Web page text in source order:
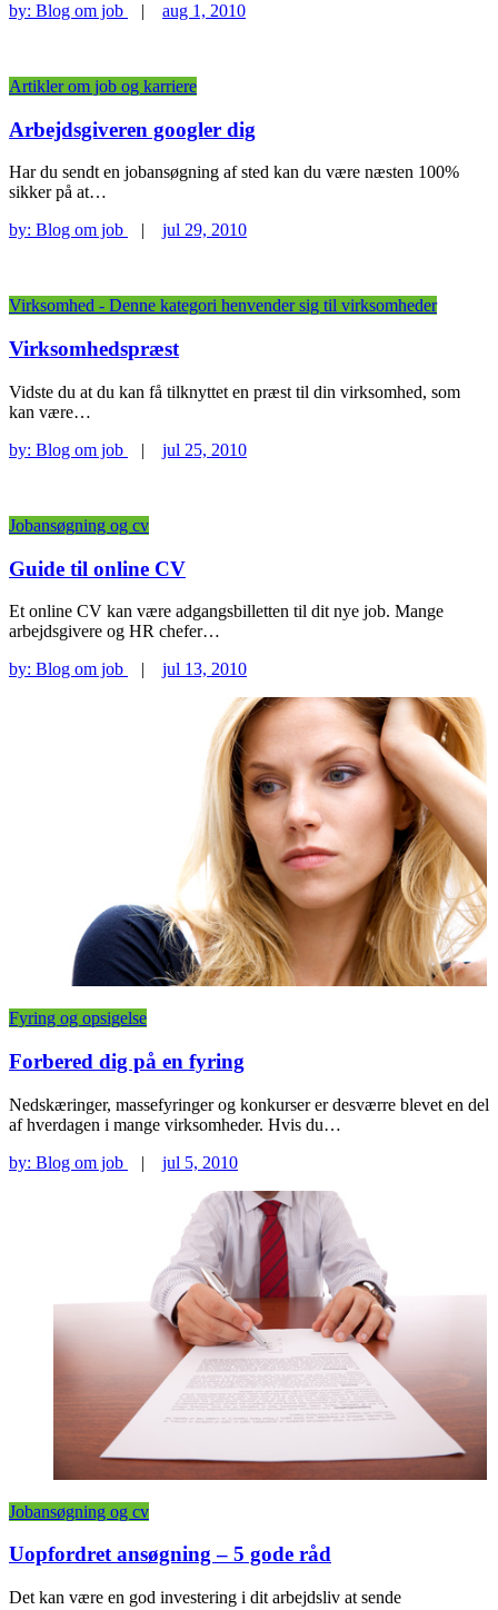
by: Blog om job | aug 1, 2010
Artikler om job og karriere
Arbejdsgiveren googler dig
Har du sendt en jobansøgning af sted kan du være næsten 100%
sikker på at…
by: Blog om job | jul 29, 2010
Virksomhed - Denne kategori henvender sig til virksomheder
Virksomhedspræst
Vidste du at du kan få tilknyttet en præst til din virksomhed, som
kan være…
by: Blog om job | jul 25, 2010
Jobansøgning og cv
Guide til online CV
Et online CV kan være adgangsbilletten til dit nye job. Mange
arbejdsgivere og HR chefer…
by: Blog om job | jul 13, 2010
Fyring og opsigelse
Forbered dig på en fyring
Nedskæringer, massefyringer og konkurser er desværre blevet en del
af hverdagen i mange virksomheder. Hvis du…
by: Blog om job | jul 5, 2010
Jobansøgning og cv
Uopfordret ansøgning – 5 gode råd
Det kan være en god investering i dit arbejdsliv at sende